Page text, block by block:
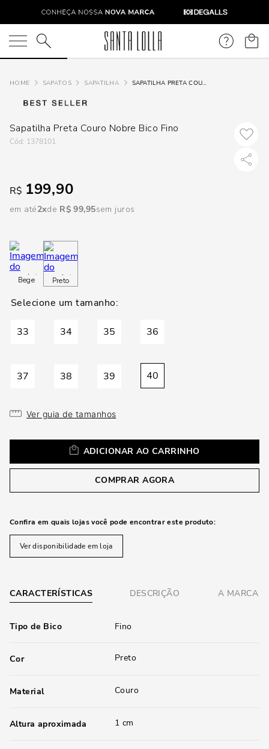
O que você está procurando?
SAPATOS SAPATILHA SAPATILHA PRETA COURO NOBRE BICO FINO
Sapatilha Preta Couro Nobre Bico Fino
: 1378101
R$ 199,90
em até2 R$ 99,95sem juros
Bege Preto
33 34 35 36
37 38 39 40
Ver guia de tamanhos
ADICIONAR AO CARRINHO
COMPRAR AGORA
Confira em quais lojas você pode encontrar este produto:
Ver disponibilidade em loja
CARACTERÍSTICAS DESCRIÇÃO A MARCA
Tipo de Bico Fino
Cor Preto
Material Couro
Altura aproximada 1 cm